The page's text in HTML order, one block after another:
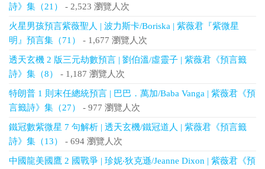
詩》集（21）
- 2,523 瀏覽人次
火星男孩預言紫薇聖人 | 波力斯卡/Boriska | 紫薇君『紫微星
明』預言集（71）
- 1,677 瀏覽人次
透天玄機 2 版三元劫數預言 | 劉伯溫/虛靈子 | 紫薇君《預言籤
詩》集（8）
- 1,187 瀏覽人次
特朗普 1 則末任總統預言 | 巴巴．萬加/Baba Vanga | 紫薇君《預
言籤詩》集（27）
- 977 瀏覽人次
鐵冠數紫微星 7 句解析 | 透天玄機/鐵冠道人 | 紫薇君《預言籤
詩》集（13）
- 694 瀏覽人次
中國龍美國鷹 2 國戰爭 | 珍妮‧狄克遜/Jeanne Dixon | 紫薇君《預